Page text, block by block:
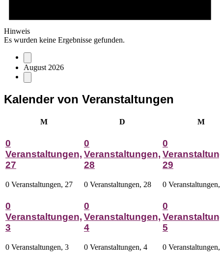
Hinweis
Es wurden keine Ergebnisse gefunden.
August 2026
Kalender von Veranstaltungen
MMontag D M
0
Veranstaltungen,
27
0 Veranstaltungen, 27
0
Veranstaltungen,
28
0 Veranstaltungen, 28
0
29
0
0
Veranstaltungen,
3
0 Veranstaltungen, 3
0
Veranstaltungen,
4
0 Veranstaltungen, 4
0
5
0